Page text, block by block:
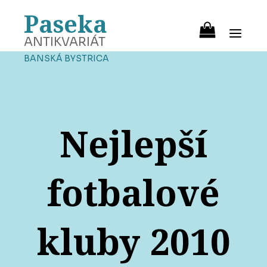
Paseka
ANTIKVARIÁT
BANSKÁ BYSTRICA
Nejlepší
fotbalové
kluby 2010